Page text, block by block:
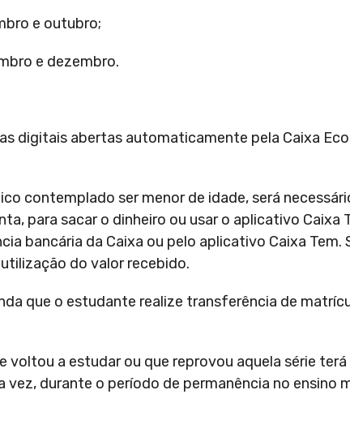
e outubro;
e dezembro.
digitais abertas automaticamente pela Caixa
contemplado ser menor de idade, será
para sacar o dinheiro ou usar o aplicativo Caixa
bancária da Caixa ou pelo aplicativo Caixa Tem.
do valor recebido.
que o estudante realize transferência de
voltou a estudar ou que reprovou aquela série
durante o período de permanência no ensino